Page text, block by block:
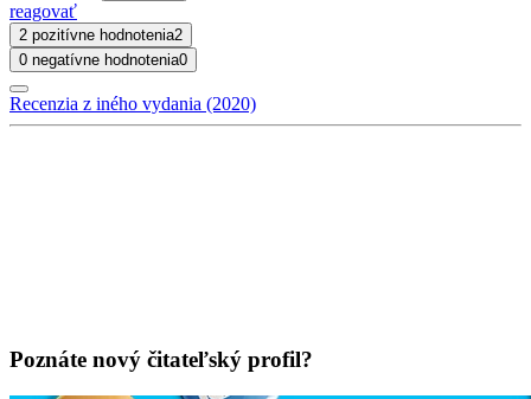
reagovať
2 pozitívne hodnotenia2
0 negatívne hodnotenia0
Recenzia z iného vydania (2020)
Poznáte nový čitateľský profil?